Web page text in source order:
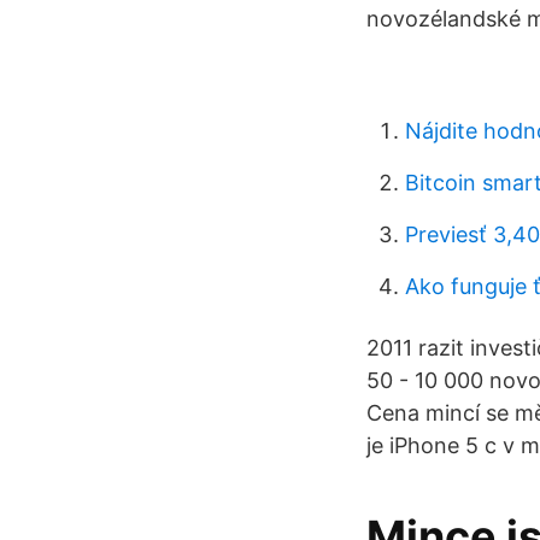
novozélandské
Nájdite
Bitcoin
Previesť
Ako funguje
2011 razit
50 - 10 000
Cena mincí se
je iPhone 5 c v